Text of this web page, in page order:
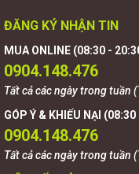
ĐĂNG KÝ NHẬN TIN
MUA ONLINE (08:30 -
0904.148.476
Tất cả các ngày trong tuần
GÓP Ý & KHIẾU NẠI
0904.148.476
Tất cả các ngày trong tuần